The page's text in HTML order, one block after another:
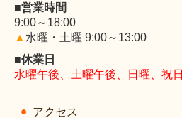
■営業時間
9:00～18:00
▲ 水曜・土曜 9:00～13:00
■休業日
水曜午後、土曜午後、日曜、祝日
アクセス